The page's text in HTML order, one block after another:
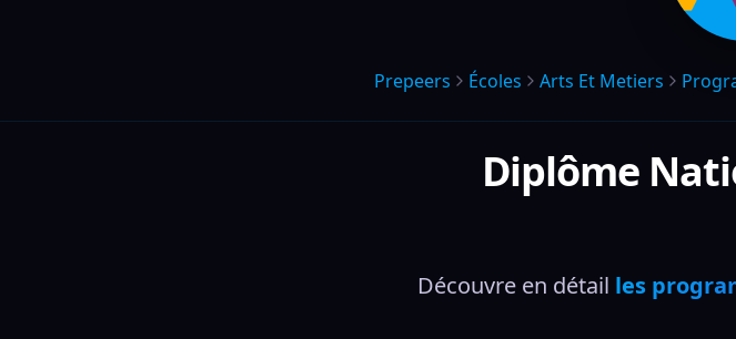
Prepeers Écoles Arts Et Metiers
Diplôme
Découvre en détail les